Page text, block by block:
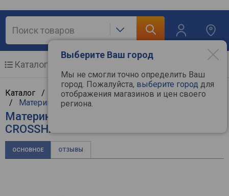
Выберите Ваш город
Мы не смогли точно определить Ваш
город. Пожалуйста, выберите город для
отображения магазинов и цен своего
региона.
Каталог
Каталог / Компьютерная техника/ Комплектующие
/ Материнские платы
Материнская плата Asus ROG
CROSSHAIR VIII IMPACT
ОСНОВНОЕ ОТЗЫВЫ